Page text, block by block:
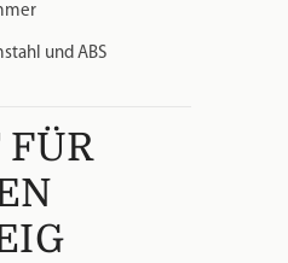
und ABS
FÜR